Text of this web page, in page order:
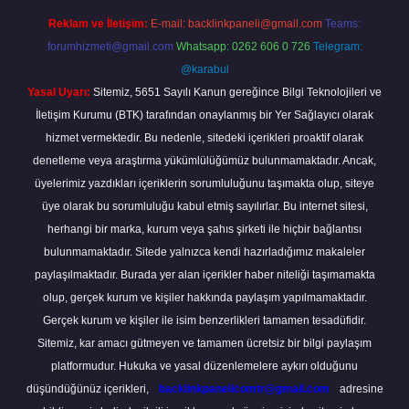
Reklam ve İletişim: E-mail: backlinkpaneli@gmail.com Teams:
forumhizmeti@gmail.com Whatsapp: 0262 606 0 726 Telegram:
@karabul
Yasal Uyarı: Sitemiz, 5651 Sayılı Kanun gereğince Bilgi Teknolojileri ve
İletişim Kurumu (BTK) tarafından onaylanmış bir Yer Sağlayıcı olarak
hizmet vermektedir. Bu nedenle, sitedeki içerikleri proaktif olarak
denetleme veya araştırma yükümlülüğümüz bulunmamaktadır. Ancak,
üyelerimiz yazdıkları içeriklerin sorumluluğunu taşımakta olup, siteye
üye olarak bu sorumluluğu kabul etmiş sayılırlar. Bu internet sitesi,
herhangi bir marka, kurum veya şahıs şirketi ile hiçbir bağlantısı
bulunmamaktadır. Sitede yalnızca kendi hazırladığımız makaleler
paylaşılmaktadır. Burada yer alan içerikler haber niteliği taşımamakta
olup, gerçek kurum ve kişiler hakkında paylaşım yapılmamaktadır.
Gerçek kurum ve kişiler ile isim benzerlikleri tamamen tesadüfidir.
Sitemiz, kar amacı gütmeyen ve tamamen ücretsiz bir bilgi paylaşım
platformudur. Hukuka ve yasal düzenlemelere aykırı olduğunu
düşündüğünüz içerikleri,
backlinkpanelicomtr@gmail.com
adresine